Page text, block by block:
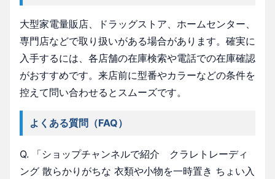
大型家電量販店、ドラッグストア、ホームセンター、
専門店などで取り扱いがある場合があります。確実に
入手するには、各店舗の在庫検索や電話での在庫確認
がおすすめです。来店前に型番やカラーなどの条件を
控えて問い合わせるとスムーズです。
よくある質問（FAQ）
Q. 「ショップチャンネルで紹介 クラレトレーディ
ング 散らかりがちな 衣類や小物を一時置き ちょい入